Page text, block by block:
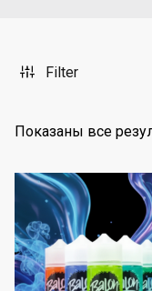
Filter
Показаны все